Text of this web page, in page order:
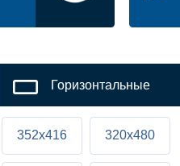
Горизонтальные
352x416 320x480